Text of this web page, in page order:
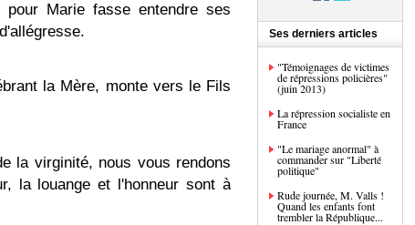
Marie fasse entendre ses
la Mère, monte vers le Fils
la virginité, nous vous rendons
la louange et l'honneur sont à
Ses derniers articles
"Témoignages de victimes
de répressions policières"
(juin 2013)
La répression socialiste en
France
"Le mariage anormal" à
commander sur "Liberté
politique"
Rude journée, M. Valls !
Quand les enfants font
trembler la République...